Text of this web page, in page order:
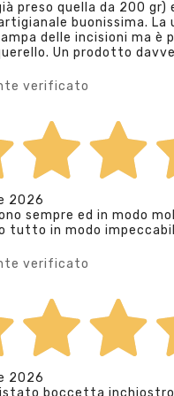
preso quella da 200 gr)
buonissima. La
delle incisioni ma è
Un prodotto
verificato
2026
sempre ed in modo
tutto in modo
verificato
2026
boccetta inchiostro